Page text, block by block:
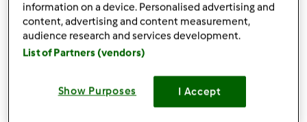
Adicionar à lista de compras
information on a device. Personalised advertising and
content, advertising and content measurement,
audience research and services development.
List of Partners (vendors)
Show Purposes I Accept